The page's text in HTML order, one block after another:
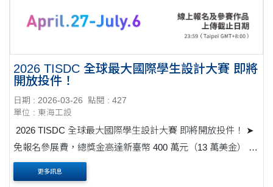
2026 TISDC 全球最大國際學生設計大賽 即將
開放投件！
日期 : 2026-03-26
點閱 : 427
單位 : 東海工設
2026 TISDC 全球最大國際學生設計大賽 即將開放投件！ ➤
免報名參展費，總獎金高達新臺幣 400 萬元（13 萬美金） ⬬
競賽主題｜RESILIENCE / 韌性 ⬬ 收件時間｜
2026.4.27（Mon.）– 2026.7.6（Mon.） ⬬ 競賽類別｜產....
更多訊息